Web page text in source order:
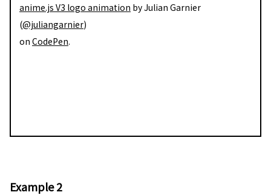
anime.js V3 logo animation by Julian Garnier
(@juliangarnier)
on CodePen.
Example 2